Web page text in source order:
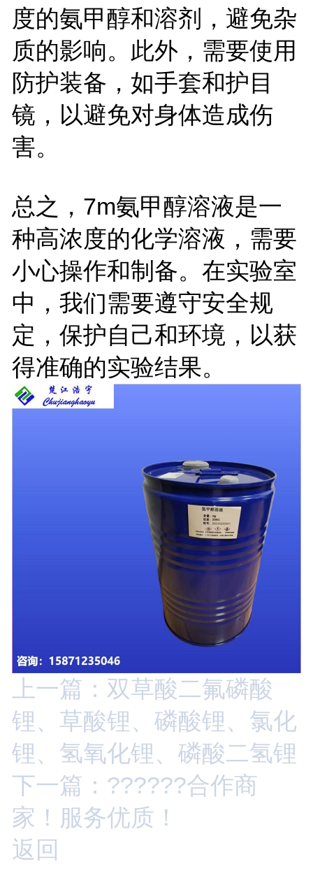
度的氨甲醇和溶剂，避免杂
质的影响。此外，需要使用
防护装备，如手套和护目
镜，以避免对身体造成伤
害。
总之，7m氨甲醇溶液是一
种高浓度的化学溶液，需要
小心操作和制备。在实验室
中，我们需要遵守安全规
定，保护自己和环境，以获
得准确的实验结果。
上一篇：双草酸二氟磷酸
锂、草酸锂、磷酸锂、氯化
锂、氢氧化锂、磷酸二氢锂
下一篇：??????合作商
家！服务优质！
返回